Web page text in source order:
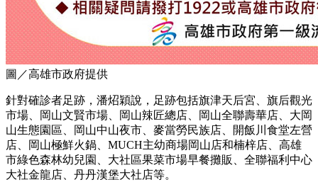
圖／高雄市政府提供
針對確診者足跡，潘炤穎說，足跡包括旗津天后宮、旗后觀光
市場、岡山文賢市場、岡山辣匠總店、岡山全聯壽華店、大岡
山生態園區、岡山中山夜市、麥當勞民族店、開飯川食堂左營
店、岡山極鮮火鍋、MUCH主幼商場岡山店和楠梓店、高雄
市綠色森林幼兒園、大社區果菜市場早餐攤販、全聯福利中心
大社金龍店、丹丹漢堡大社店等。